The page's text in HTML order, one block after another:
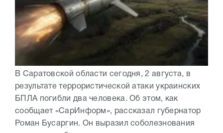
В Саратовской области сегодня, 2 августа, в
результате террористической атаки украинских
БПЛА погибли два человека. Об этом, как
сообщает «СарИнформ», рассказал губернатор
Роман Бусаргин. Он выразил соболезнования